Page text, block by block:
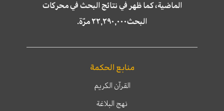
الماضية، كما ظهر في نتائج البحث في محركات
البحث٢٢,٢٩٠,٠٠٠ مرّة.
منابع الحكمة
القرآن الكريم
نهج البلاغة